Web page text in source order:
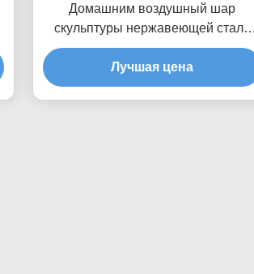
Домашним воздушный шар
скульптуры нержавеющей стали
украшения изготовленным на заказ
отполированный зеркалом
Лучшая цена